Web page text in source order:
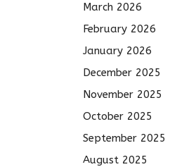
March 2026
February 2026
January 2026
December 2025
November 2025
October 2025
September 2025
August 2025